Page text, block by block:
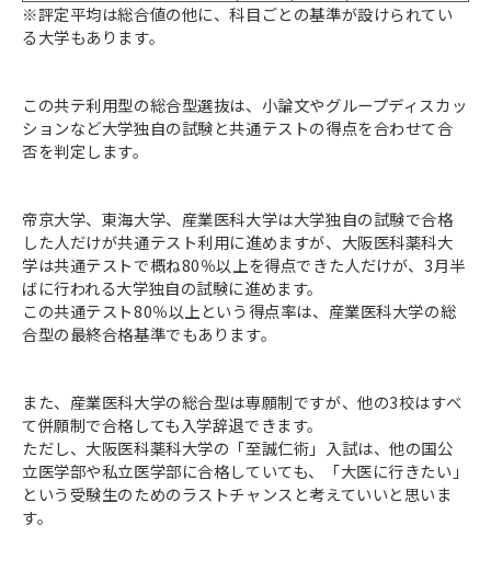
※評定平均は総合値の他に、科目ごとの基準が設けられてい
る大学もあります。
この共テ利用型の総合型選抜は、小論文やグループディスカッ
ションなど大学独自の試験と共通テストの得点を合わせて合
否を判定します。
帝京大学、東海大学、産業医科大学は大学独自の試験で合格
した人だけが共通テスト利用に進めますが、大阪医科薬科大
学は共通テストで概ね80％以上を得点できた人だけが、3月半
ばに行われる大学独自の試験に進めます。
この共通テスト80％以上という得点率は、産業医科大学の総
合型の最終合格基準でもあります。
また、産業医科大学の総合型は専願制ですが、他の3校はすべ
て併願制で合格しても入学辞退できます。
ただし、大阪医科薬科大学の「至誠仁術」入試は、他の国公
立医学部や私立医学部に合格していても、「大医に行きたい」
という受験生のためのラストチャンスと考えていいと思いま
す。